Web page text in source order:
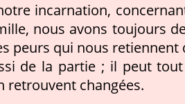
incarnation,
nous avons toujours
peurs qui nous retiennent
de la partie ; il peut
retrouvent changées.